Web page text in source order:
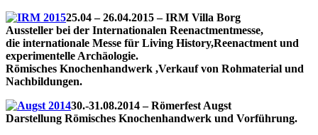
25.04 – 26.04.2015 – IRM Villa Borg
Aussteller bei der Internationalen Reenactmentmesse,
die internationale Messe für Living History,Reenactment und
experimentelle Archäologie.
Römisches Knochenhandwerk ,Verkauf von Rohmaterial und
Nachbildungen.
30.-31.08.2014–Römerfest Augst
Darstellung Römisches Knochenhandwerk und Vorführung.